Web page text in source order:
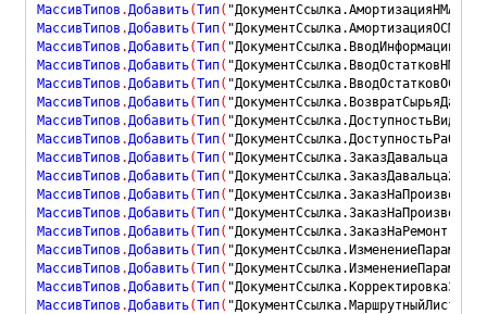
МассивТипов .Добавить(Тип(
МассивТипов .Добавить(Тип(
МассивТипов .Добавить(Тип(
МассивТипов .Добавить(Тип(
МассивТипов .Добавить(Тип(
МассивТипов .Добавить(Тип(
МассивТипов .Добавить(Тип(
МассивТипов .Добавить(Тип(
МассивТипов .Добавить(Тип( "ДокументСсылка.ЗаказДавальца"
МассивТипов .Добавить(Тип( "ДокументСсылка.ЗаказДавальца2_5"
МассивТипов .Добавить(Тип(
МассивТипов .Добавить(Тип(
МассивТипов .Добавить(Тип( "ДокументСсылка.ЗаказНаРемонт"
МассивТипов .Добавить(Тип(
МассивТипов .Добавить(Тип(
МассивТипов .Добавить(Тип(
МассивТипов .Добавить(Тип(